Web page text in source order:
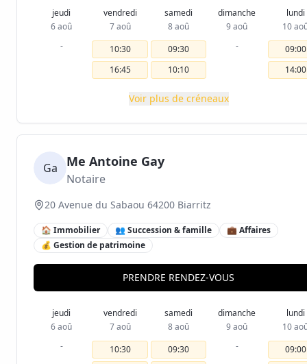
jeudi
6 aoû
-
vendredi
7 aoû
10:30
16:45
samedi
8 aoû
09:30
10:10
dimanche
9 aoû
-
lundi
10
09:00
14:00
Voir plus de créneaux
Ga Me Antoine Gay
Notaire
20 Avenue du Sabaou 64200 Biarritz
🏠 Immobilier 👥 Succession & famille
💼 Affaires
💰 Gestion de patrimoine
PRENDRE RENDEZ-VOUS
jeudi
6 aoû
-
vendredi
7 aoû
10:30
samedi
8 aoû
09:30
dimanche
9 aoû
-
lundi
10
09:00